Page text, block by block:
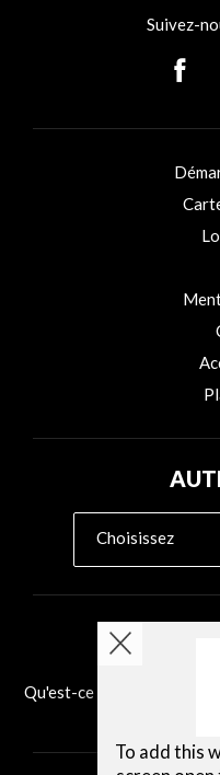
Suivez-
Choisissez
Qu'est-ce que Ability
To add this